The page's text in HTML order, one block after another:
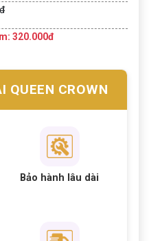
320.000đ
QUEEN CROWN
Bảo hành lâu dài